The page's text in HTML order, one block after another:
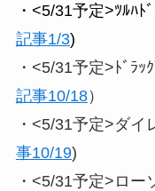
・<5/31予定>ﾂﾙﾊ
記事1/3)
・<5/31予定>ﾄﾞﾗｯ
記事10/18）
・<5/31予定>ダ
事10/19)
・<5/31予定>ロー